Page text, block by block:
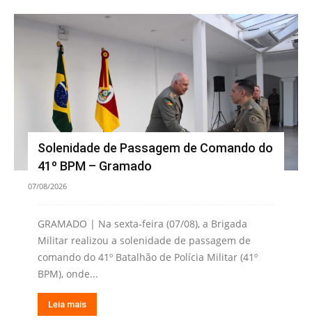
Solenidade de Passagem de Comando do
41º BPM – Gramado
07/08/2026
GRAMADO | Na sexta-feira (07/08), a Brigada
Militar realizou a solenidade de passagem de
comando do 41º Batalhão de Polícia Militar (41º
BPM), onde...
Leia mais